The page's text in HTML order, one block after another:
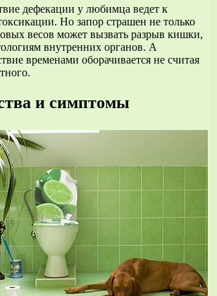
дефекации у любимца ведет к
Но запор страшен не только
весов может вызвать разрыв кишки,
внутренних органов. А
временами оборачивается не считая
и симптомы